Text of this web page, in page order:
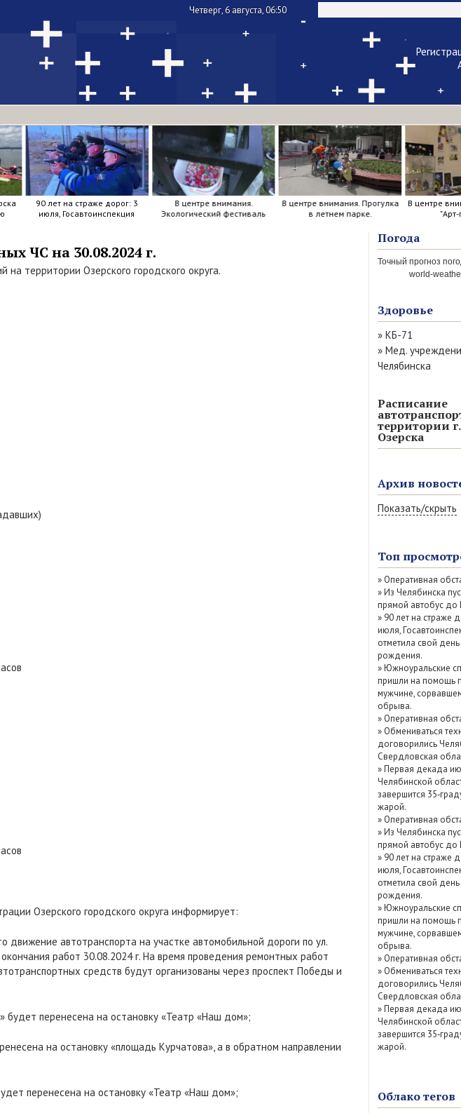
Четверг, 6 августа, 06:50
Чужой
Напомнить
90 лет на страже дорог: 3
июля, Госавтоинспекция
В центре внимания.
Экологический фестиваль
В центре внимания. Прогулка
в летнем парке.
В центре
ЧС на 30.08.2024 г.
территории Озерского городского округа.
Озерского городского округа информирует:
автотранспорта на участке автомобильной дороги по ул.
работ 30.08.2024 г. На время проведения ремонтных работ
средств будут организованы через проспект Победы и
перенесена на остановку «Театр «Наш дом»;
на остановку «площадь Курчатова», а в обратном направлении
перенесена на остановку «Театр «Наш дом»;
Погода
world-
Здоровье
» КБ-71
» Мед.
Челябинска
Расписание
территории г.
Озерска
Архив
Показать/скрыть
Июль 2026 (77)
Июнь 2026 (52)
Май 2026 (69)
Апрель 2026
Март 2026 (79)
Показать /
архив
Топ
» Оперативная
»Из Челябинска
прямой автобус
» 90 лет на страже
июля,
отметила свой день
рождения.
»Южноуральские
пришли на помощь
мужчине,
обрыва.
» Оперативная
» Обмениваться
договорились
Свердловская
»Первая декада
Челябинской
завершится
жарой.
» Оперативная
»Из Челябинска
прямой автобус
» 90 лет на страже
июля,
отметила свой день
рождения.
»Южноуральские
пришли на помощь
мужчине,
обрыва.
» Оперативная
» Обмениваться
договорились
Свердловская
»Первая декада
Челябинской
завершится
жарой.
Облако тегов